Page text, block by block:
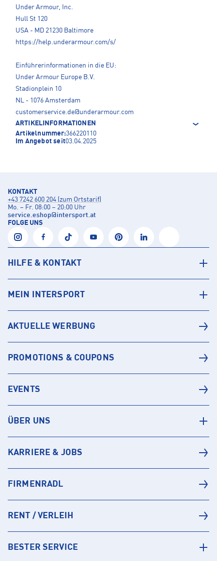
Under Armour, Inc.
Hull St 120
USA - MD 21230 Baltimore
https://help.underarmour.com/s/
Einführerinformationen in die EU:
Under Armour Europe B.V.
Stadionplein 10
NL - 1076 Amsterdam
customerservice.de@underarmour.com
ARTIKELINFORMATIONEN
Artikelnummer:366220110
Im Angebot seit03.04.2025
KONTAKT
+43 7242 600 204 (zum Ortstarif)
Mo. – Fr. 08:00 – 20:00 Uhr
service.eshop@intersport.at
FOLGE UNS
HILFE & KONTAKT
MEIN INTERSPORT
AKTUELLE WERBUNG
PROMOTIONS & COUPONS
EVENTS
ÜBER UNS
KARRIERE & JOBS
FIRMENRADL
RENT / VERLEIH
BESTER SERVICE